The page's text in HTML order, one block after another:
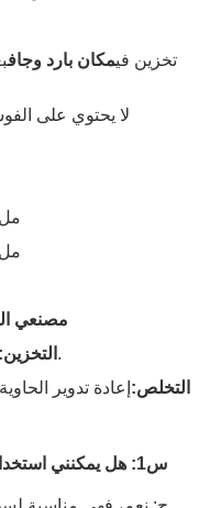
تخزين فيمكان بارد وجاف
لا يحتوي على
118 مل × 12
295 مل × 12
مصنعي
التخزين:تجنب الحرارة الشديدة أو التجمد.
التخلص:إعادة تدوير
س1: هل يمكنني